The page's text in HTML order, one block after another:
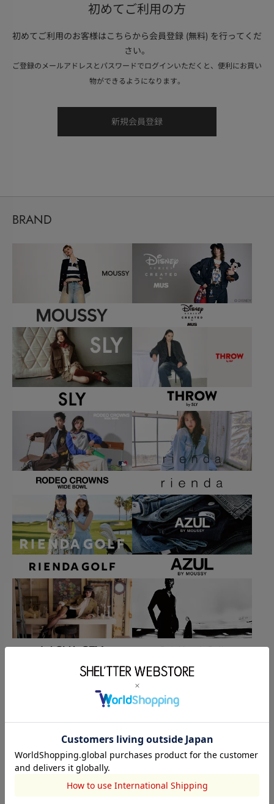
初めてご利用の方
初めてご利用のお客様はこちらから会員登録 (無料) を行ってくだ
さい。
ご登録のメールアドレスとパスワードでログインいただくと、便利にお買い
物ができるようになります。
BRAND